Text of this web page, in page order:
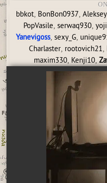
bbkot, BonBon0937,
PopVasile, serwaq930,
Yanevigoss, sexy_G,
Charlaster, rootovich21,
maxim330, Kenji10,